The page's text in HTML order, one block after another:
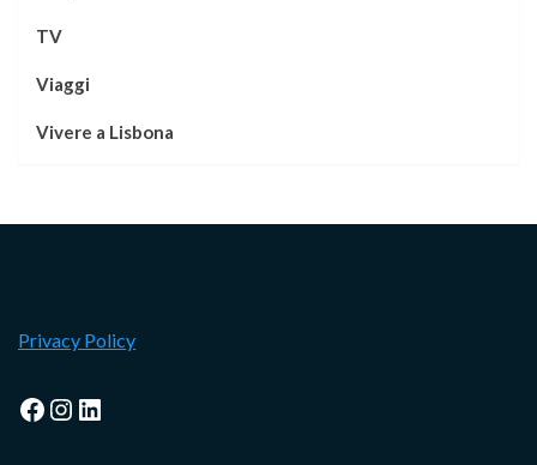
TV
Viaggi
Vivere a Lisbona
Privacy Policy
Facebook
Instagram
LinkedIn